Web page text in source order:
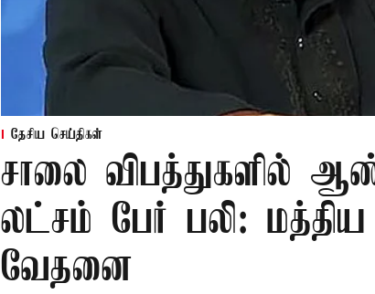
தேசிய செய்திகள்
சாலை விபத்துகளில்
லட்சம் பேர் பலி: மத்திய
வேதனை